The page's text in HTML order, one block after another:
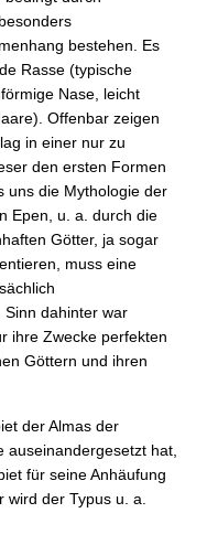
bestehen. Es
Rasse (typische
Nase, leicht
Offenbar zeigen
in einer nur zu
den ersten Formen
uns die Mythologie der
Epen, u. a. durch die
Götter, ja sogar
muss eine
dahinter war
ihre Zwecke perfekten
Göttern und ihren
der Almas der
auseinandergesetzt hat,
für seine Anhäufung
der Typus u. a.